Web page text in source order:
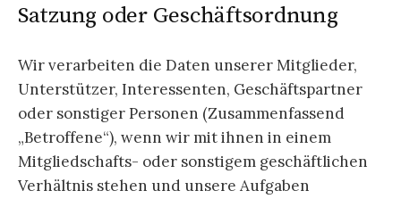
Satzung oder Geschäftsordnung
Wir verarbeiten die Daten unserer Mitglieder,
Unterstützer, Interessenten, Geschäftspartner
oder sonstiger Personen (Zusammenfassend
„Betroffene“), wenn wir mit ihnen in einem
Mitgliedschafts- oder sonstigem geschäftlichen
Verhältnis stehen und unsere Aufgaben